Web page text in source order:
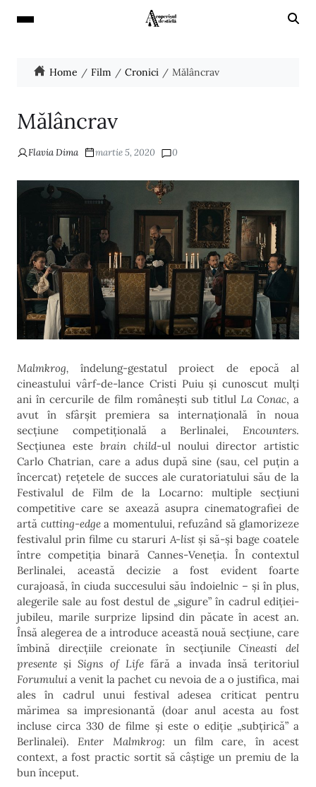
Home Film Cronici Mălâncrav
Mălâncrav
Flavia Dima martie 5, 2020 0
Malmkrog,îndelung-gestatul proiect de epocă al
cineastului vârf-de-lance Cristi Puiu și cunoscut mulți
ani în cercurile de film românești sub titlul La Conac, a
avut în sfârșit premiera sa internațională în noua
secțiune competițională a Berlinalei, Encounters.
Secțiunea este brain child-ul noului director artistic
Carlo Chatrian, care a adus după sine (sau, cel puțin a
încercat) rețetele de succes ale curatoriatului său de la
Festivalul de Film de la Locarno: multiple secțiuni
competitive care se axează asupra cinematografiei de
artă cutting-edge a momentului, refuzând să glamorizeze
festivalul prin filme cu staruri A-listși să-și bage coatele
între competiția binară Cannes-Veneția. În contextul
Berlinalei, această decizie a fost evident foarte
curajoasă, în ciuda succesului său îndoielnic – și în plus,
alegerile sale au fost destul de „sigure” în cadrul ediției-
jubileu, marile surprize lipsind din păcate în acest an.
Însă alegerea de a introduce această nouă secțiune, care
îmbină direcțiile creionate în secțiunileCineasti del
presenteșiSigns of Lifefără a invada însă teritoriul
Forumului a venit la pachet cu nevoia de a o justifica, mai
ales în cadrul unui festival adesea criticat pentru
mărimea sa impresionantă (doar anul acesta au fost
incluse circa 330 de filme și este o ediție „subțirică” a
Berlinalei).Enter Malmkrog: un film care, în acest
context, a fost practic sortit să câștige un premiu de la
bun început.